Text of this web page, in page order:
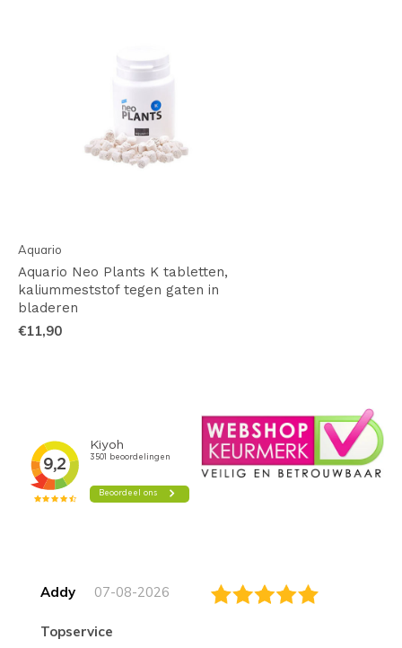
Aquario
Aquario Neo Plants K tabletten,
kaliummeststof tegen gaten in
bladeren
€11,90
Addy 07-08-2026
topservice